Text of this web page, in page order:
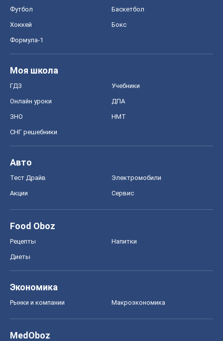
Футбол Баскетбол
Хоккей Бокс
Формула-1
Моя школа
ГДЗ Учебники
Онлайн уроки ДПА
ЗНО НМТ
СНГ решебники
Авто
Тест Драйв Электромобили
Акции Сервис
Food Oboz
Рецепты Напитки
Диеты
Экономика
Рынки и компании Mакроэкономика
MedOboz